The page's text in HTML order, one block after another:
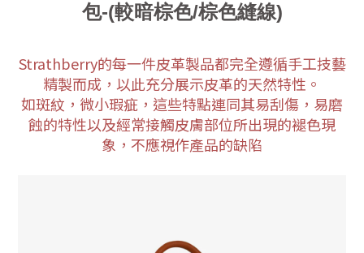
包-(較暗棕色/棕色縫線)
Strathberry的每一件皮革製品都完全遵循手工技藝
精製而成，以此充分展示皮革的天然特性。
如斑紋，微小瑕疵，這些特點連同其易刮傷，易磨
蝕的特性以及經常接觸皮膚部位所出現的褪色現
象，不應視作產品的缺陷